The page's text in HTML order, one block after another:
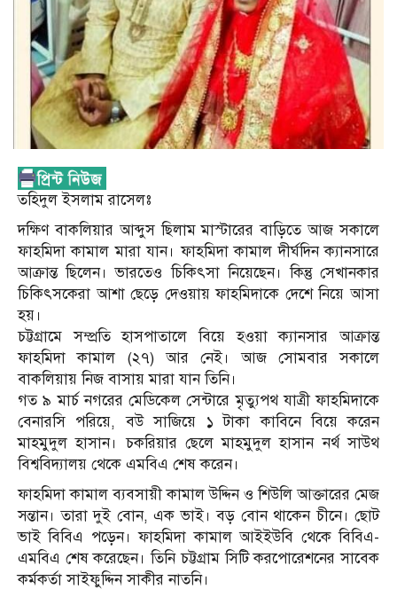
তহিদুল ইসলাম রাসেলঃ
দক্ষিণ বাকলিয়ার আব্দুস ছিলাম মাস্টারের বাড়িতে আজ সকালে
ফাহমিদা কামাল মারা যান। ফাহমিদা কামাল দীর্ঘদিন ক্যানসারে
আক্রান্ত ছিলেন। ভারতেও চিকিৎসা নিয়েছেন। কিন্তু সেখানকার
চিকিৎসকেরা আশা ছেড়ে দেওয়ায় ফাহমিদাকে দেশে নিয়ে আসা
হয়।
চট্টগ্রামে সম্প্রতি হাসপাতালে বিয়ে হওয়া ক্যানসার আক্রান্ত
ফাহমিদা কামাল (২৭) আর নেই। আজ সোমবার সকালে
বাকলিয়ায় নিজ বাসায় মারা যান তিনি।
গত ৯ মার্চ নগরের মেডিকেল সেন্টারে মৃত্যুপথ যাত্রী ফাহমিদাকে
বেনারসি পরিয়ে, বউ সাজিয়ে ১ টাকা কাবিনে বিয়ে করেন
মাহমুদুল হাসান। চকরিয়ার ছেলে মাহমুদুল হাসান নর্থ সাউথ
বিশ্ববিদ্যালয় থেকে এমবিএ শেষ করেন।
ফাহমিদা কামাল ব্যবসায়ী কামাল উদ্দিন ও শিউলি আক্তারের মেজ
সন্তান। তারা দুই বোন, এক ভাই। বড় বোন থাকেন চীনে। ছোট
ভাই বিবিএ পড়েন। ফাহমিদা কামাল আইইউবি থেকে বিবিএ-
এমবিএ শেষ করেছেন। তিনি চট্টগ্রাম সিটি করপোরেশনের সাবেক
কর্মকর্তা সাইফুদ্দিন সাকীর নাতনি।